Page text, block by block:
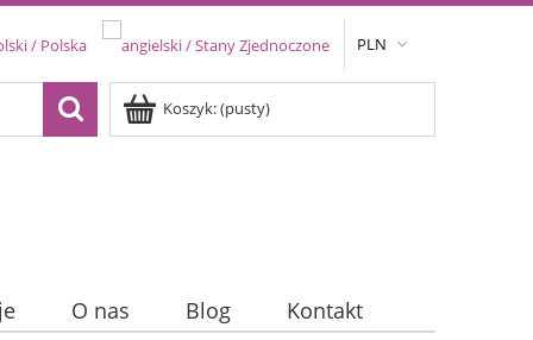
PLN
Koszyk:(pusty)
O nas Blog Kontakt